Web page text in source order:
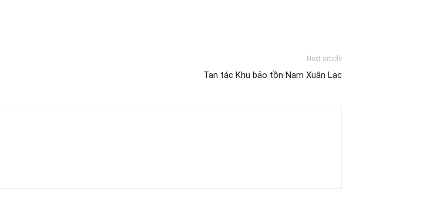
Next article
Tan tác Khu bảo tồn Nam Xuân Lạc